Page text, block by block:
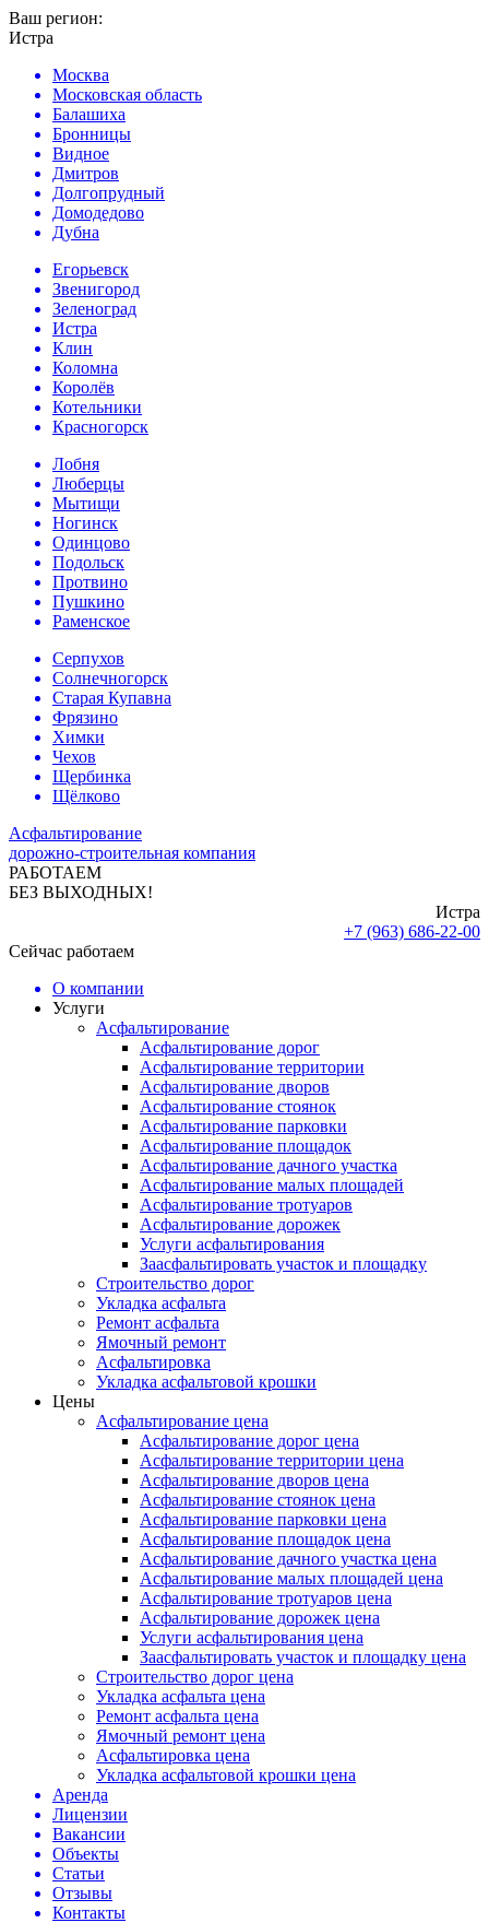
Ваш регион:
Истра
Москва
Московская область
Балашиха
Бронницы
Видное
Дмитров
Долгопрудный
Домодедово
Дубна
Егорьевск
Звенигород
Зеленоград
Истра
Клин
Коломна
Королёв
Котельники
Красногорск
Лобня
Люберцы
Мытищи
Ногинск
Одинцово
Подольск
Протвино
Пушкино
Раменское
Серпухов
Солнечногорск
Старая Купавна
Фрязино
Химки
Чехов
Щербинка
Щёлково
Асфальтирование
дорожно-строительная компания
РАБОТАЕМ
БЕЗ ВЫХОДНЫХ!
Истра
+7 (963) 686-22-00
Сейчас работаем
О компании
Услуги
Асфальтирование
Асфальтирование дорог
Асфальтирование территории
Асфальтирование дворов
Асфальтирование стоянок
Асфальтирование парковки
Асфальтирование площадок
Асфальтирование дачного участка
Асфальтирование малых площадей
Асфальтирование тротуаров
Асфальтирование дорожек
Услуги асфальтирования
Заасфальтировать участок и площадку
Строительство дорог
Укладка асфальта
Ремонт асфальта
Ямочный ремонт
Асфальтировка
Укладка асфальтовой крошки
Цены
Асфальтирование цена
Асфальтирование дорог цена
Асфальтирование территории цена
Асфальтирование дворов цена
Асфальтирование стоянок цена
Асфальтирование парковки цена
Асфальтирование площадок цена
Асфальтирование дачного участка цена
Асфальтирование малых площадей цена
Асфальтирование тротуаров цена
Асфальтирование дорожек цена
Услуги асфальтирования цена
Заасфальтировать участок и площадку цена
Строительство дорог цена
Укладка асфальта цена
Ремонт асфальта цена
Ямочный ремонт цена
Асфальтировка цена
Укладка асфальтовой крошки цена
Аренда
Лицензии
Вакансии
Объекты
Статьи
Отзывы
Контакты